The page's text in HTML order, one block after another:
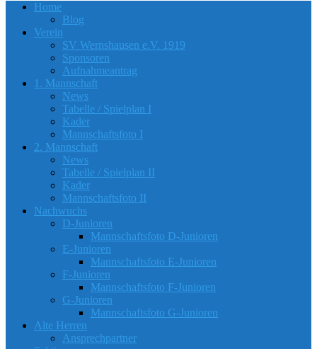
Home
Blog
Verein
SV Wernshausen e.V. 1919
Sponsoren
Aufnahmeantrag
1. Mannschaft
News
Tabelle / Spielplan I
Kader
Mannschaftsfoto I
2. Mannschaft
News
Tabelle / Spielplan II
Kader
Mannschaftsfoto II
Nachwuchs
D-Junioren
Mannschaftsfoto D-Junioren
E-Junioren
Mannschaftsfoto E-Junioren
F-Junioren
Mannschaftsfoto F-Junioren
G-Junioren
Mannschaftsfoto G-Junioren
Alte Herren
Ansprechpartner